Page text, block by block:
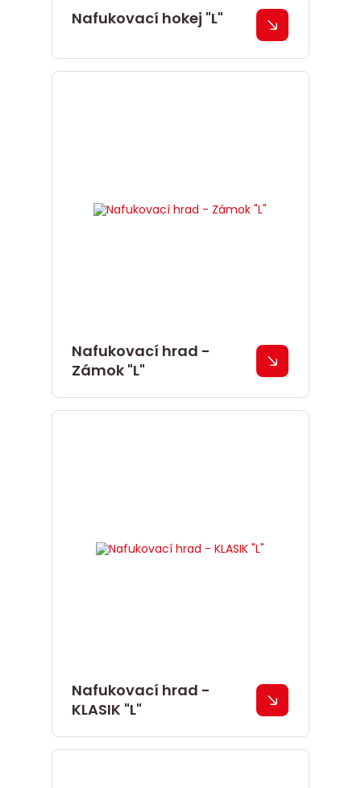
Nafukovací hokej "L"
Nafukovací hrad -
Zámok "L"
Nafukovací hrad -
KLASIK "L"